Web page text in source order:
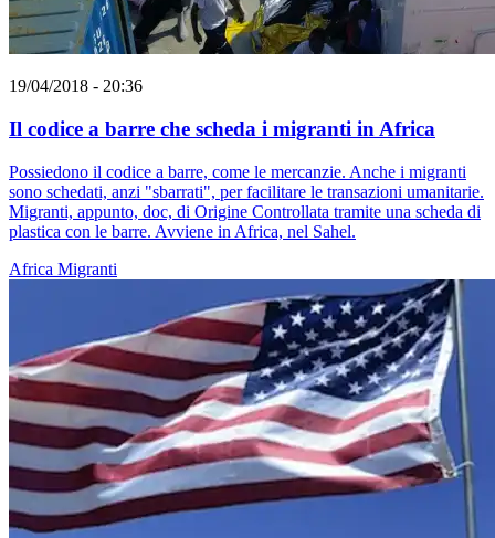
19/04/2018 - 20:36
Il codice a barre che scheda i migranti in Africa
Possiedono il codice a barre, come le mercanzie. Anche i migranti
sono schedati, anzi "sbarrati", per facilitare le transazioni umanitarie.
Migranti, appunto, doc, di Origine Controllata tramite una scheda di
plastica con le barre. Avviene in Africa, nel Sahel.
Africa Migranti